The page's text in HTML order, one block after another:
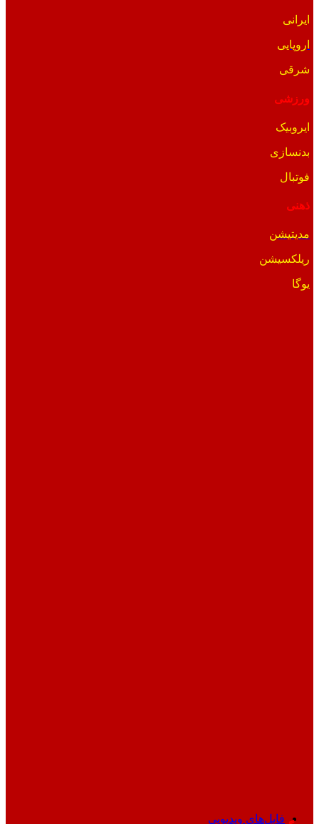
ایرانی
اروپایی
شرقی
ورزشی
ایروبیک
بدنسازی
فوتبال
ذهنی
مدیتیشن
ریلکسیشن
یوگا
فایل‌های ویدیویی